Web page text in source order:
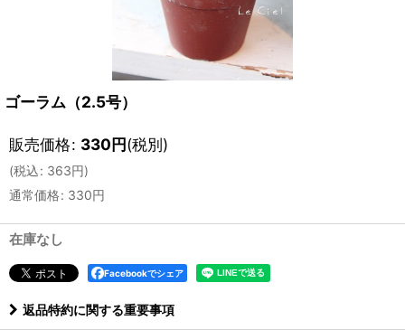
ゴーラム（2.5号）
販売価格: 330円(税別)
(税込: 363円)
通常価格: 330円
在庫なし
Facebookでシェア
返品特約に関する重要事項